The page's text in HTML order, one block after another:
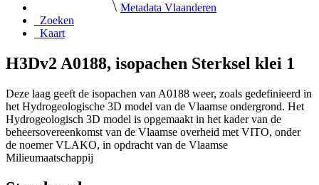
Metadata Vlaanderen
Zoeken
Kaart
H3Dv2 A0188, isopachen Sterksel klei 1
Deze laag geeft de isopachen van A0188 weer, zoals gedefinieerd in
het Hydrogeologische 3D model van de Vlaamse ondergrond. Het
Hydrogeologisch 3D model is opgemaakt in het kader van de
beheersovereenkomst van de Vlaamse overheid met VITO, onder
de noemer VLAKO, in opdracht van de Vlaamse
Milieumaatschappij